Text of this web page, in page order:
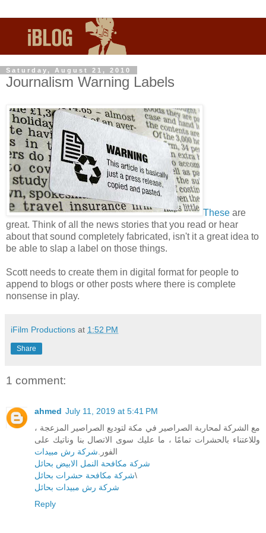
Saturday, August 21, 2010
Journalism Warning Labels
These are
great. Think of all the news stories that you read or hear
about that sound completely fabricated, isn't it a great idea to
be able to slap a label on those things.
Scott needs to create them in digital format for people to
append to blogs or other posts where there is complete
nonsense in play.
iFilm Productions at 1:52 PM
Share
1 comment:
ahmed July 11, 2019 at 5:41 PM
مع الشركة لمحاربة الصراصير في مكة لتوديع الصراصير المزعجة ،
وللاعتناء بالحشرات تمامًا ، ما عليك سوى الاتصال بنا وناتيك على
الفور. شركة رش مبيدات
شركة مكافحة النمل الابيض بحائل
شركة مكافحة حشرات بحائل\
شركة رش مبيدات بحائل
Reply